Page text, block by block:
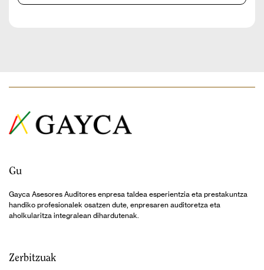
Gu
Gayca Asesores Auditores enpresa taldea esperientzia eta prestakuntza
handiko profesionalek osatzen dute, enpresaren auditoretza eta
aholkularitza integralean dihardutenak.
Zerbitzuak